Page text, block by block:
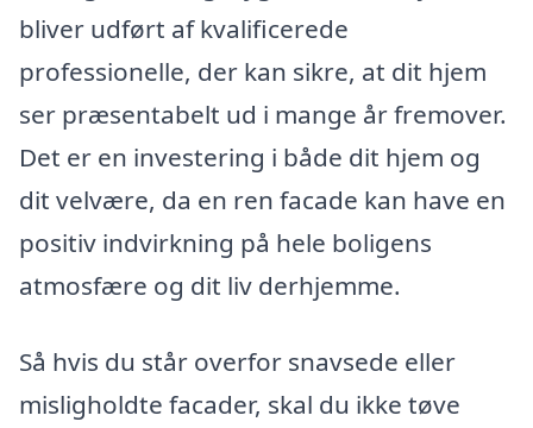
bliver udført af kvalificerede
professionelle, der kan sikre, at dit hjem
ser præsentabelt ud i mange år fremover.
Det er en investering i både dit hjem og
dit velvære, da en ren facade kan have en
positiv indvirkning på hele boligens
atmosfære og dit liv derhjemme.
Så hvis du står overfor snavsede eller
misligholdte facader, skal du ikke tøve